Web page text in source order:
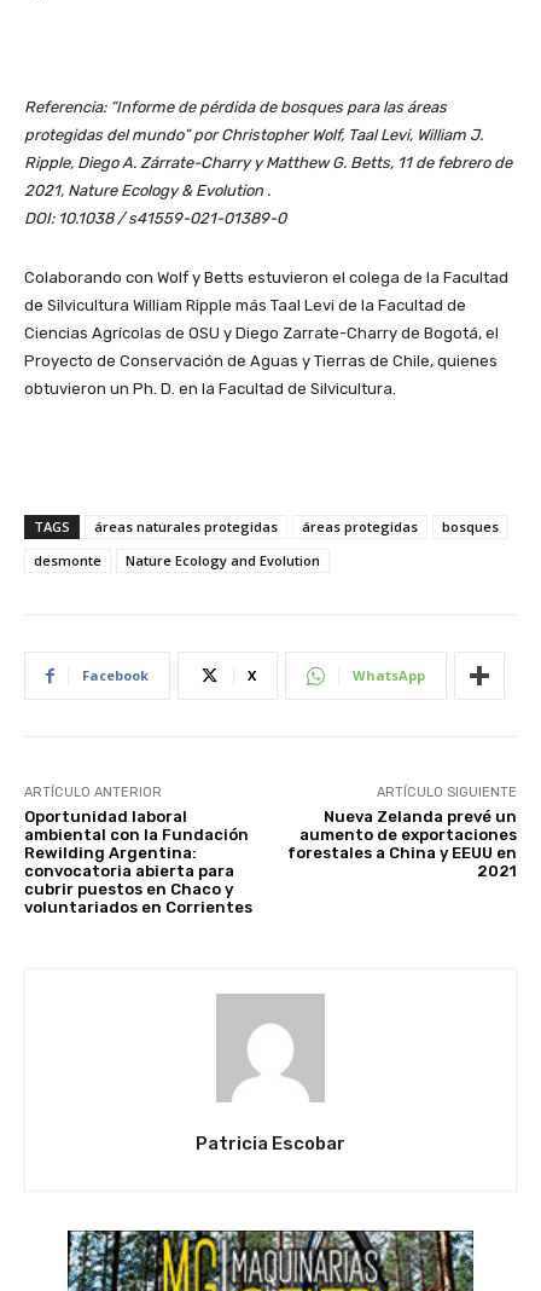
Referencia: “Informe de pérdida de bosques para las áreas
protegidas del mundo” por Christopher Wolf, Taal Levi, William J.
Ripple, Diego A. Zárrate-Charry y Matthew G. Betts, 11 de febrero de
2021, Nature Ecology & Evolution .
DOI: 10.1038 / s41559-021-01389-0
Colaborando con Wolf y Betts estuvieron el colega de la Facultad
de Silvicultura William Ripple más Taal Levi de la Facultad de
Ciencias Agrícolas de OSU y Diego Zarrate-Charry de Bogotá, el
Proyecto de Conservación de Aguas y Tierras de Chile, quienes
obtuvieron un Ph. D. en la Facultad de Silvicultura.
TAGS áreas naturales protegidas áreas protegidas
bosques
desmonte
Nature Ecology and Evolution
Facebook X WhatsApp
ARTÍCULO ANTERIOR
Oportunidad laboral
ambiental con la Fundación
Rewilding Argentina:
convocatoria abierta para
cubrir puestos en Chaco y
voluntariados en Corrientes
ARTÍCULO SIGUIENTE
Nueva Zelanda prevé un
aumento de exportaciones
forestales a China y EEUU en
2021
Patricia Escobar